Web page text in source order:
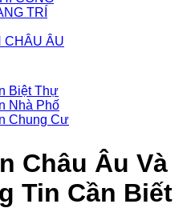
TRÍ
Biệt Thự
Nhà Phố
Chung Cư
CHÂU ÂU
Châu Âu Và
Tin Cần Biết